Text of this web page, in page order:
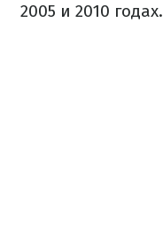
2005 и 2010 годах.